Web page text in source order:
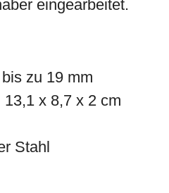
eingearbeitet.
zu 19 mm
x 8,7 x 2 cm
Stahl